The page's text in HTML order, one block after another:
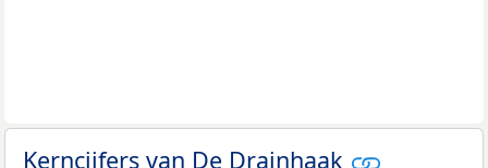
Kerncijfers van De Drainhaak